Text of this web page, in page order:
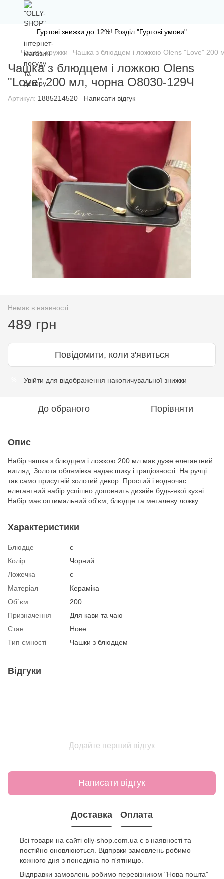
Гуртові знижки до 12%! Розділ "Гуртові умови"
Чашки, кружки Чашка з блюдцем і ложкою Olens "Love" 200
Чашка з блюдцем і ложкою Olens
"Love" 200 мл, чорна O8030-129Ч
Артикул: 1885214520 Написати відгук
Немає в наявності
489 грн
Повідомити, коли з'явиться
Увійти для відображення накопичувальної знижки
До обраного Порівняти
Опис
Набір чашка з блюдцем і ложкою 200 мл має дуже елегантний
вигляд. Золота облямівка надає шику і граціозності. На ручці
так само присутній золотий декор. Простий і водночас
елегантний набір успішно доповнить дизайн будь-якої кухні.
Набір має оптимальний об'єм, блюдце та металеву ложку.
Характеристики
Блюдце
є
Колір
Чорний
Ложечка
є
Матеріал
Кераміка
Об`єм
200
Призначення
Для кави та чаю
Стан
Нове
Тип ємності
Чашки з блюдцем
Відгуки
Додайте перший відгук
Написати відгук
Доставка Оплата
Всі товари на сайті olly-shop.com.ua є в наявності та
постійно оновлюються. Відпрвки замовлень робимо
кожного дня з понеділка по п'ятницю.
Відправки замовлень робимо перевізником "Нова пошта"